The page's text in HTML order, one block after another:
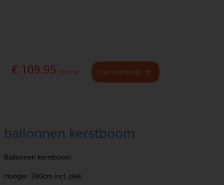
€ 109.95 Excl. btw In winkelmandje
ballonnen kerstboom
Ballonnen kerstboom
Hoogte: 240cm incl. piek